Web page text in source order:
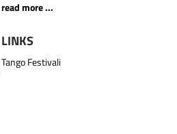
read more ...
LINKS
Tango Festivali